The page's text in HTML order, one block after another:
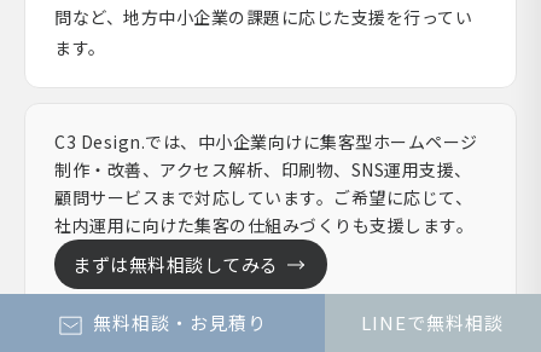
問など、地方中小企業の課題に応じた支援を行ってい
ます。
C3 Design.では、中小企業向けに集客型ホームページ
制作・改善、アクセス解析、印刷物、SNS運用支援、
顧問サービスまで対応しています。ご希望に応じて、
社内運用に向けた集客の仕組みづくりも支援します。
まずは無料相談してみる
無料相談・お見積り LINEで無料相談